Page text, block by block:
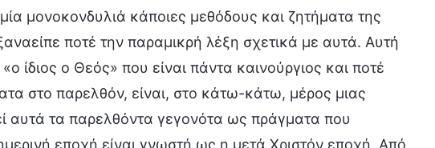
μονοκονδυλιά κάποιες μεθόδους και ζητήματα της
ποτέ την παραμικρή λέξη σχετικά με αυτά. Αυτή
ίδιος ο Θεός» που είναι πάντα καινούργιος και ποτέ
στο παρελθόν, είναι, στο κάτω-κάτω, μέρος μιας
αυτά τα παρελθόντα γεγονότα ως πράγματα που
εποχή είναι γνωστή ως η μετά Χριστόν εποχή. Από